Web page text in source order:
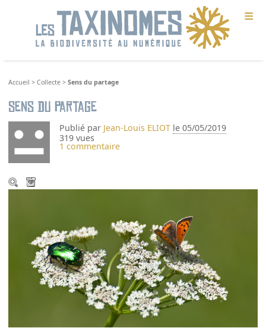
≡
Accueil >Collecte >Sens du partage
Sens du partage
Publié par Jean-Louis ELIOT le 05/05/2019
319 vues
1 commentaire